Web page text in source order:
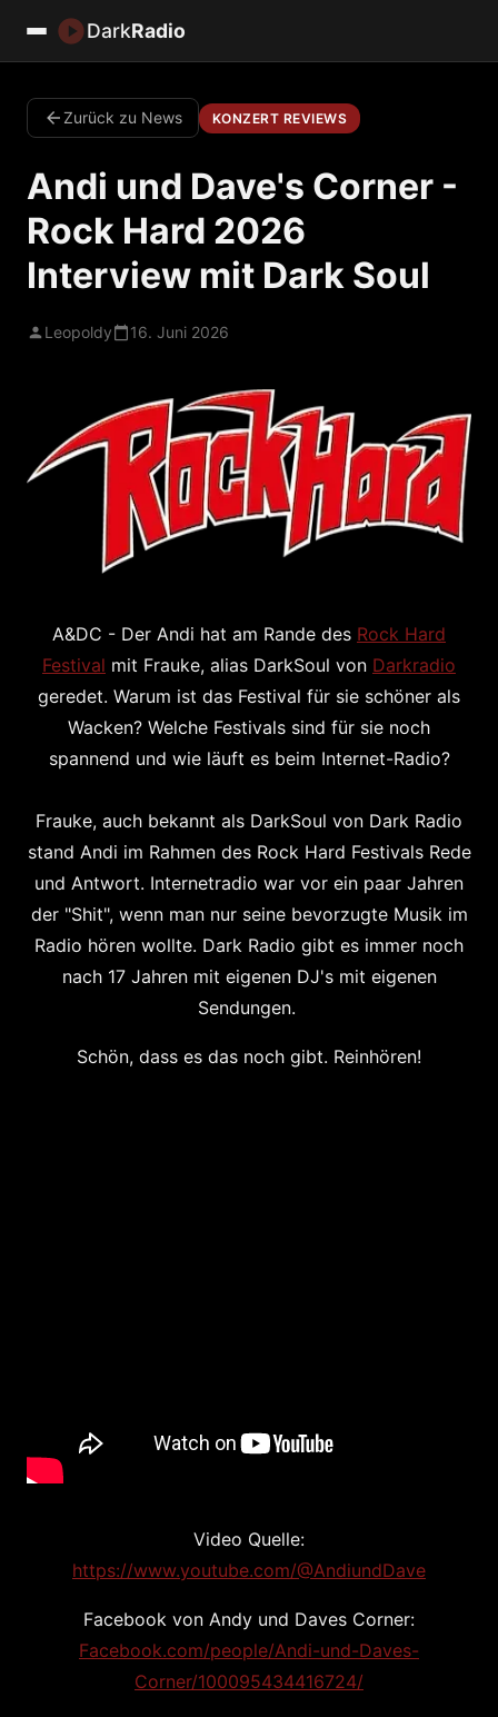
DarkRadio
Zurück zu News KONZERT REVIEWS
Andi und Dave's Corner -
Rock Hard 2026
Interview mit Dark Soul
Leopoldy 16. Juni 2026
A&DC - Der Andi hat am Rande des Rock Hard
Festival mit Frauke, alias DarkSoul von Darkradio
geredet. Warum ist das Festival für sie schöner als
Wacken? Welche Festivals sind für sie noch
spannend und wie läuft es beim Internet-Radio?
Frauke, auch bekannt als DarkSoul von Dark Radio
stand Andi im Rahmen des Rock Hard Festivals Rede
und Antwort. Internetradio war vor ein paar Jahren
der "Shit", wenn man nur seine bevorzugte Musik im
Radio hören wollte. Dark Radio gibt es immer noch
nach 17 Jahren mit eigenen DJ's mit eigenen
Sendungen.
Schön, dass es das noch gibt. Reinhören!
Video Quelle:
https://www.youtube.com/@AndiundDave
Facebook von Andy und Daves Corner:
Facebook.com/people/Andi-und-Daves-
Corner/100095434416724/